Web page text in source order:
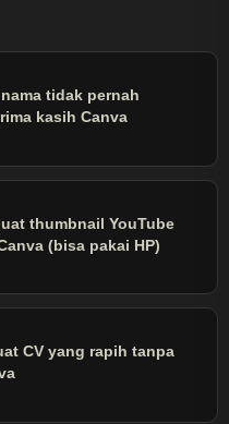
tidak pernah
kasih Canva
thumbnail YouTube
(bisa pakai HP)
CV yang rapih tanpa